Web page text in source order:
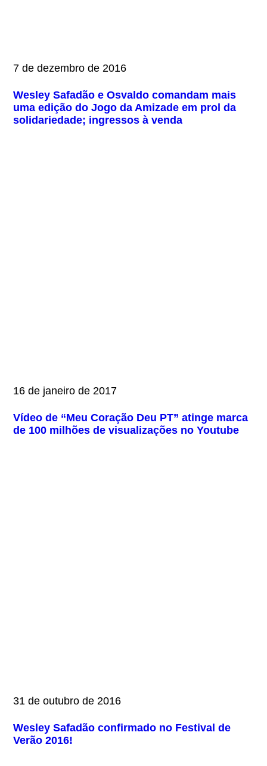
7 de dezembro de 2016
Wesley Safadão e Osvaldo comandam mais
uma edição do Jogo da Amizade em prol da
solidariedade; ingressos à venda
16 de janeiro de 2017
Vídeo de “Meu Coração Deu PT” atinge marca
de 100 milhões de visualizações no Youtube
31 de outubro de 2016
Wesley Safadão confirmado no Festival de
Verão 2016!